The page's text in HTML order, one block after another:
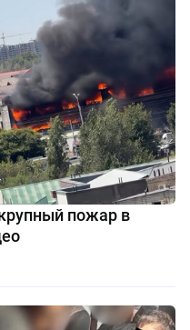
пожар в